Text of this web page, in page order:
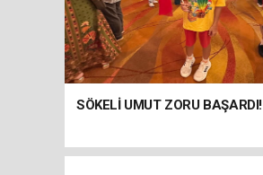
SÖKELİ UMUT ZORU BAŞARDI!